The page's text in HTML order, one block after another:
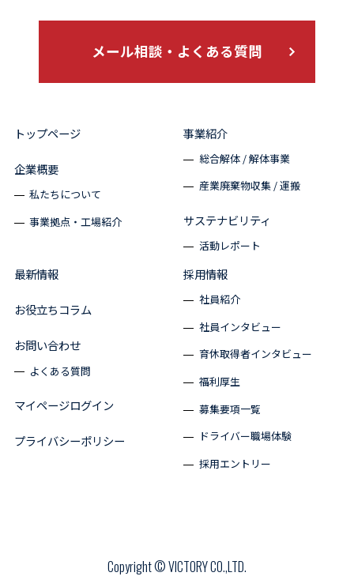
メール相談・よくある質問
トップページ
企業概要
私たちについて
事業拠点・工場紹介
事業紹介
総合解体 / 解体事業
産業廃棄物収集 / 運搬
サステナビリティ
活動レポート
最新情報
お役立ちコラム
お問い合わせ
よくある質問
マイページログイン
プライバシーポリシー
採用情報
社員紹介
社員インタビュー
育休取得者インタビュー
福利厚生
募集要項一覧
ドライバー職場体験
採用エントリー
Copyright © VICTORY CO.,LTD.